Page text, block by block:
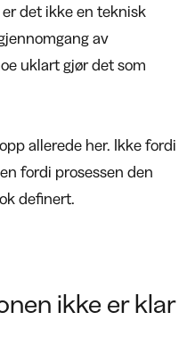
det ikke en teknisk
av
uklart gjør det som
allerede her. Ikke fordi
fordi prosessen den
definert.
ikke er klar